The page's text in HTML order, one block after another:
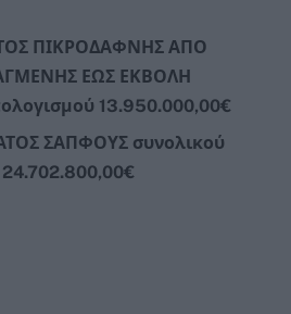
ΠΙΚΡΟΔΑΦΝΗΣ ΑΠΟ
ΕΩΣ ΕΚΒΟΛΗ
13.950.000,00€
ΣΑΠΦΟΥΣ συνολικού